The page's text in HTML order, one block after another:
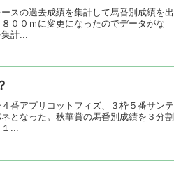
スの過去成績を集計して馬番別成績を出
００ｍに変更になったのでデータがな
計...
番アプリコットフィズ、３枠５番サンテ
となった。秋華賞の馬番別成績を３分割
...